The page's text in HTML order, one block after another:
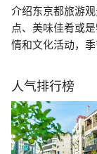
介绍东京都旅游
点、美味佳肴或
情和文化活动，
人气排行榜